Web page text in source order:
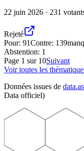
22 juin 2026 · 231
Rejeté
Pour: 91Contre: 139
Abstention: 1
Page 1 sur 10Suivant
Voir toutes les
Données issues de
Data officiel)